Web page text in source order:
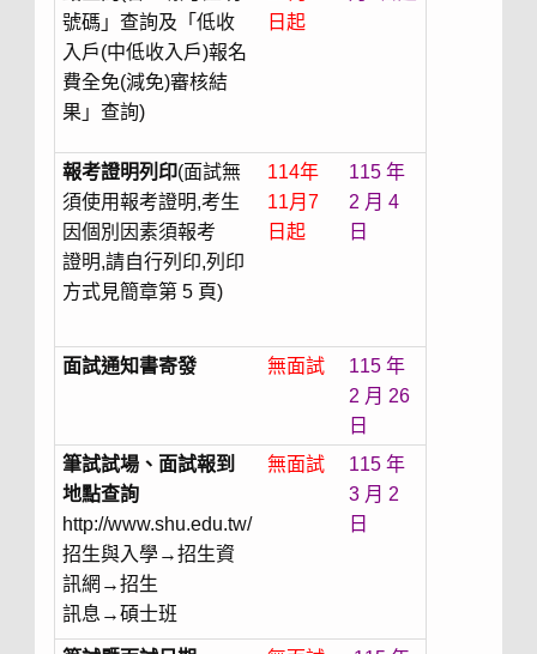
號碼」查詢及「低收
入戶(中低收入戶)報名
費全免(減免)審核結
果」查詢)
日起
報考證明列印(面試無
須使用報考證明,考生
因個別因素須報考
證明,請自行列印,列印
方式見簡章第 5 頁)
114年
11月7
日起
115 年
2 月 4
日
面試通知書寄發 無面試
115 年
2 月 26
日
筆試試場、面試報到
地點查詢
http://www.shu.edu.tw/
招生與入學→招生資
訊網→招生
訊息→碩士班
無面試
115 年
3 月 2
日